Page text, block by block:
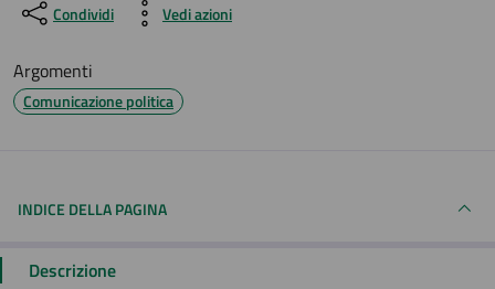
Condividi Vedi azioni
Argomenti
Comunicazione politica
INDICE DELLA PAGINA
Descrizione